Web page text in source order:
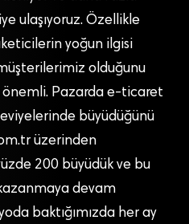
ulaşıyoruz. Özellikle
yoğun ilgisi
olduğunu
önemli. Pazarda e-ticaret
büyüdüğünü
üzerinden
200 büyüdük ve bu
devam
baktığımızda her ay